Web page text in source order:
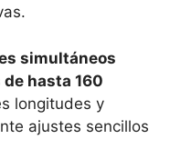
simultáneos
hasta 160
longitudes y
ajustes sencillos